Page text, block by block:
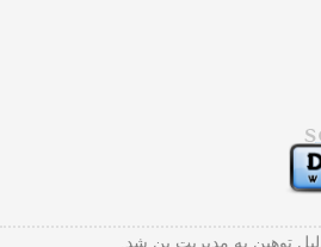
دلیل توهین به مدیریت بن شد.